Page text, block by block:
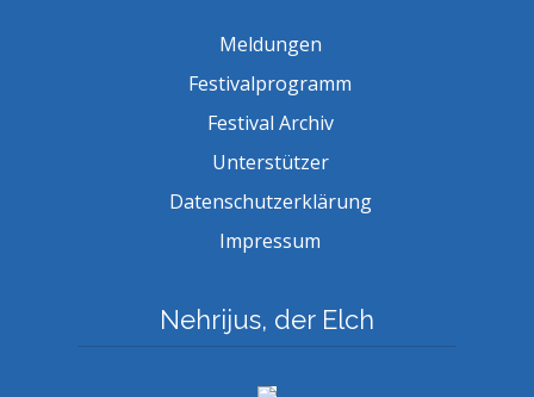
Meldungen
Festivalprogramm
Festival Archiv
Unterstützer
Datenschutzerklärung
Impressum
Nehrijus, der Elch